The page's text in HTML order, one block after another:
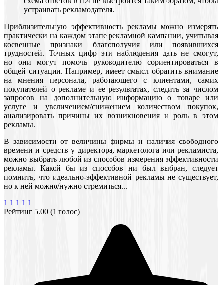
устраивать рекламодателя.
Приблизительную эффективность рекламы можно измерять
практически на каждом этапе рекламной кампании, учитывая
косвенные признаки благополучия или появившихся
трудностей. Точных цифр эти наблюдения дать не смогут,
но они могут помочь руководителю сориентироваться в
общей ситуации. Например, имеет смысл обратить внимание
на мнения персонала, работающего с клиентами, самих
покупателей о рекламе и ее результатах, следить за числом
запросов на дополнительную информацию о товаре или
услуге и увеличением/снижением количеством покупок,
анализировать причины их возникновения и роль в этом
рекламы.
В зависимости от величины фирмы и наличия свободного
времени и средств у директора, маркетолога или рекламиста,
можно выбрать любой из способов измерения эффективности
рекламы. Какой бы из способов ни был выбран, следует
помнить, что идеально-эффективной рекламы не существует,
но к ней можно/нужно стремиться...
1 1 1 1 1
Рейтинг 5.00 (1 голос)